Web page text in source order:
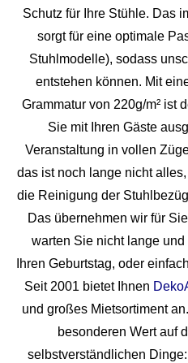
Schutz für Ihre Stühle. Das
sorgt für eine optimale
Stuhlmodelle), sodass
entstehen können. Mit
Grammatur von 220g/m² ist
Sie mit Ihren Gäste
Veranstaltung in vollen
das ist noch lange nicht
die Reinigung der
Das übernehmen wir für
warten Sie nicht lange
Ihren Geburtstag, oder
Seit 2001 bietet Ihnen
und großes Mietsortiment
besonderen Wert auf
selbstverständlichen